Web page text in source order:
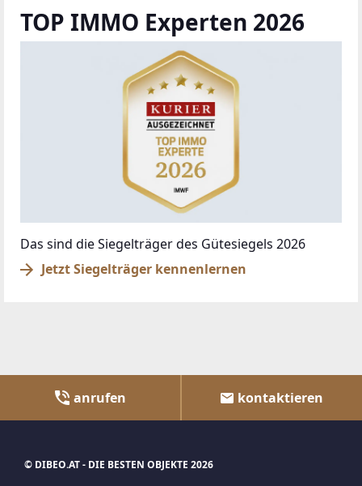
TOP IMMO Experten 2026
Das sind die Siegelträger des Gütesiegels 2026
Jetzt Siegelträger kennenlernen
anrufen kontaktieren
© DIBEO.AT - DIE BESTEN OBJEKTE 2026